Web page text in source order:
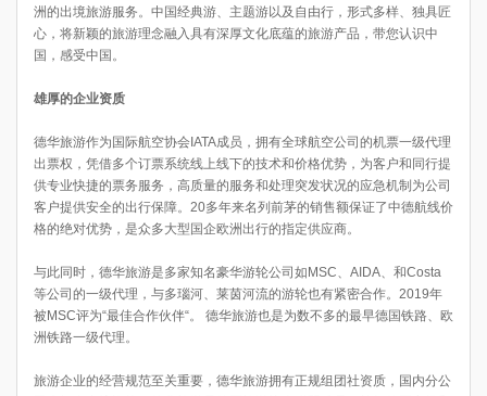
洲的出境旅游服务。中国经典游、主题游以及自由行，形式多样、独具匠
心，将新颖的旅游理念融入具有深厚文化底蕴的旅游产品，带您认识中
国，感受中国。
雄厚的企业资质
德华旅游作为国际航空协会IATA成员，拥有全球航空公司的机票一级代理
出票权，凭借多个订票系统线上线下的技术和价格优势，为客户和同行提
供专业快捷的票务服务，高质量的服务和处理突发状况的应急机制为公司
客户提供安全的出行保障。20多年来名列前茅的销售额保证了中德航线价
格的绝对优势，是众多大型国企欧洲出行的指定供应商。
与此同时，德华旅游是多家知名豪华游轮公司如MSC、AIDA、和Costa
等公司的一级代理，与多瑙河、莱茵河流的游轮也有紧密合作。2019年
被MSC评为“最佳合作伙伴“。 德华旅游也是为数不多的最早德国铁路、欧
洲铁路一级代理。
旅游企业的经营规范至关重要，德华旅游拥有正规组团社资质，国内分公